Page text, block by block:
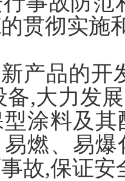
贯彻实施
品的开
备,大力发
涂料及
燃、易
故,保证安